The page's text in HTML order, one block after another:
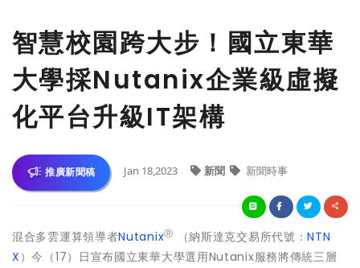
智慧校園跨大步！國立東華
大學採Nutanix企業級虛擬
化平台升級IT架構
推廣新聞稿 Jan 18,2023 新聞 新聞時事
混合多雲運算領導者NutanixⓇ （納斯達克交易所代號：NTN
X ）今（17）日宣布國立東華大學選用Nutanix服務將傳統三層